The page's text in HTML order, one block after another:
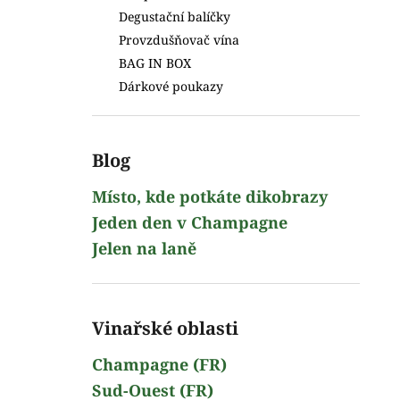
Degustační balíčky
Provzdušňovač vína
BAG IN BOX
Dárkové poukazy
Blog
Místo, kde potkáte dikobrazy
Jeden den v Champagne
Jelen na laně
Vinařské oblasti
Champagne (FR)
Sud-Ouest (FR)